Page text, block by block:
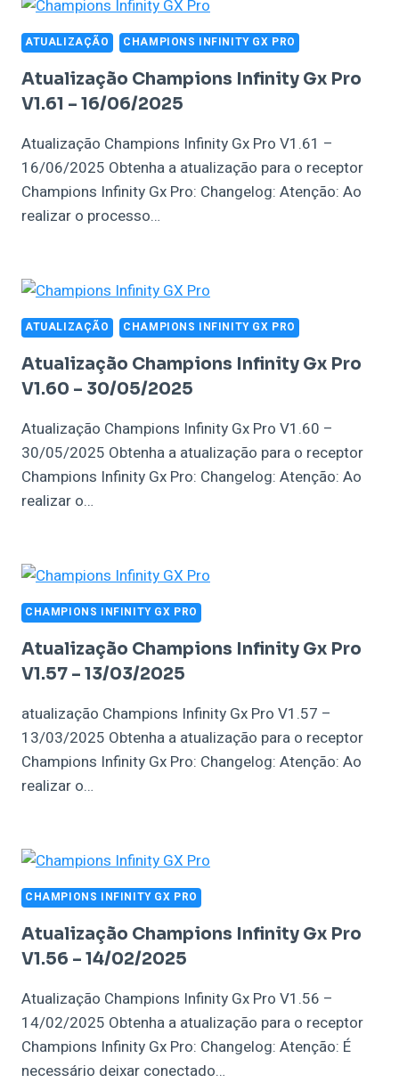
ATUALIZAÇÃO CHAMPIONS INFINITY GX PRO
Atualização Champions Infinity Gx Pro
V1.61 – 16/06/2025
Atualização Champions Infinity Gx Pro V1.61 –
16/06/2025 Obtenha a atualização para o receptor
Champions Infinity Gx Pro: Changelog: Atenção: Ao
realizar o processo…
ATUALIZAÇÃO CHAMPIONS INFINITY GX PRO
Atualização Champions Infinity Gx Pro
V1.60 – 30/05/2025
Atualização Champions Infinity Gx Pro V1.60 –
30/05/2025 Obtenha a atualização para o receptor
Champions Infinity Gx Pro: Changelog: Atenção: Ao
realizar o…
CHAMPIONS INFINITY GX PRO
Atualização Champions Infinity Gx Pro
V1.57 – 13/03/2025
atualização Champions Infinity Gx Pro V1.57 –
13/03/2025 Obtenha a atualização para o receptor
Champions Infinity Gx Pro: Changelog: Atenção: Ao
realizar o…
CHAMPIONS INFINITY GX PRO
Atualização Champions Infinity Gx Pro
V1.56 – 14/02/2025
Atualização Champions Infinity Gx Pro V1.56 –
14/02/2025 Obtenha a atualização para o receptor
Champions Infinity Gx Pro: Changelog: Atenção: É
necessário deixar conectado…